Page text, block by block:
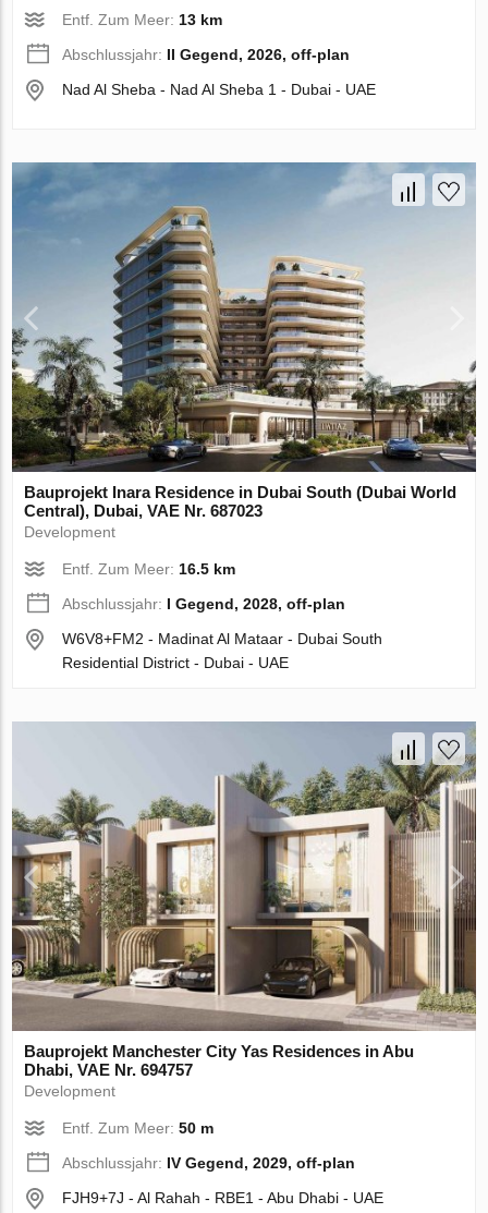
Entf. Zum Meer:13 km
Abschlussjahr: II Gegend, 2026, off-plan
Nad Al Sheba - Nad Al Sheba 1 - Dubai - UAE
Bauprojekt Inara Residence in Dubai South (Dubai World
Central), Dubai, VAE Nr. 687023
Development
Entf. Zum Meer: 16.5 km
Abschlussjahr: I Gegend, 2028, off-plan
W6V8+FM2 - Madinat Al Mataar - Dubai South
Residential District - Dubai - UAE
Bauprojekt Manchester City Yas Residences in Abu
Dhabi, VAE Nr. 694757
Development
Entf. Zum Meer:50 m
Abschlussjahr: IV Gegend, 2029, off-plan
FJH9+7J - Al Rahah - RBE1 - Abu Dhabi - UAE